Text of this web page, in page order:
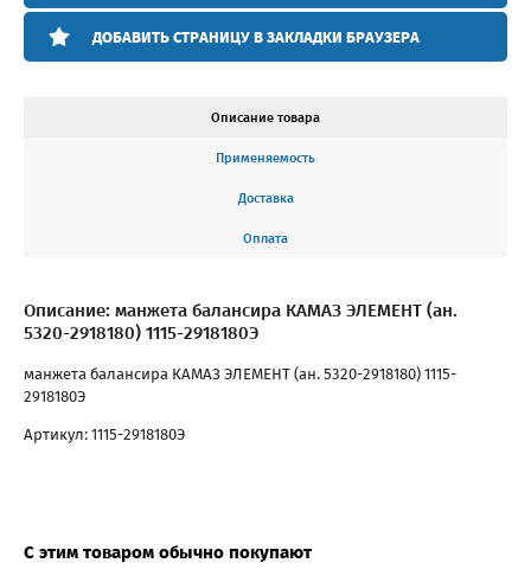
ДОБАВИТЬ СТРАНИЦУ В ЗАКЛАДКИ БРАУЗЕРА
Описание товара
Применяемость
Доставка
Оплата
Описание: манжета балансира КАМАЗ ЭЛЕМЕНТ (ан.
5320-2918180) 1115-2918180Э
манжета балансира КАМАЗ ЭЛЕМЕНТ (ан. 5320-2918180) 1115-
2918180Э
Артикул: 1115-2918180Э
С этим товаром обычно покупают